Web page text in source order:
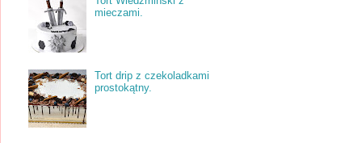
mieczami.
Tort drip z czekoladkami
prostokątny.